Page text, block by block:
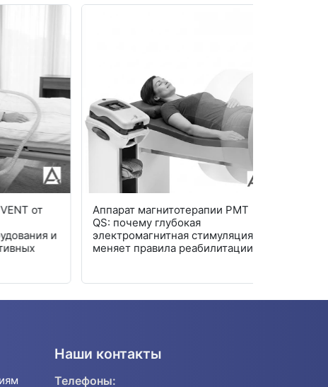
от
и
Аппарат магнитотерапии PMT
QS: почему глубокая
электромагнитная стимуляция
меняет правила реабилитации
Наши контакты
Телефоны: